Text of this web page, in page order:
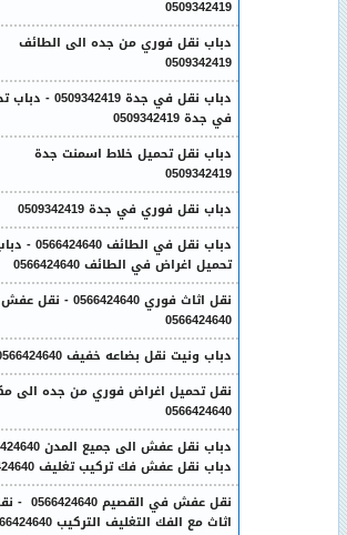
0509342419
دباب نقل فوري من جده الى الطائف
0509342419
دباب نقل في جدة
في جدة 0509342419
دباب نقل تحميل خلاط اسمنت جدة
0509342419
دباب نقل فوري في جدة 0509342419
دباب نقل في الطائف
تحميل اغراض في الطائف 0566424640
نقل اثاث فوري
0566424640
دباب ونيت نقل بضاعه خفيف 0566424640
نقل تحميل اغراض فوري من جده الى
0566424640
دباب نقل عفش فك تركيب تغليف 0566424640
نقل عفش في القصيم
اثاث مع الفك التغليف التركيب 0566424640